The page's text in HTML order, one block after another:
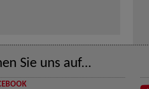
Sie uns auf...